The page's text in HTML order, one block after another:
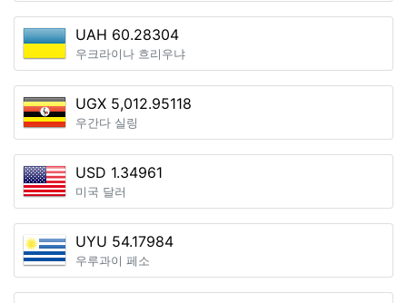
UAH 60.28304
우크라이나 흐리우냐
UGX 5,012.95118
우간다 실링
USD 1.34961
미국 달러
UYU 54.17984
우루과이 페소